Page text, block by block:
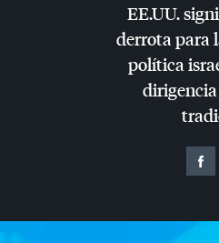
EE.UU.
derrota para
política